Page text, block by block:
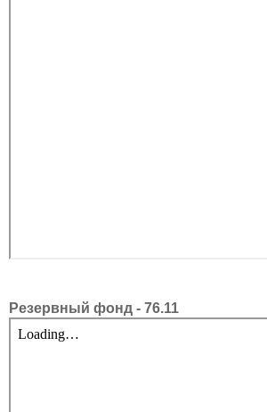
Резервный фонд - 76.11